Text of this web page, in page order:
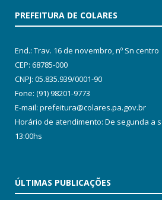
PREFEITURA DE COLARES
End.: Trav. 16 de novembro, nº Sn centro
CEP: 68785-000
CNPJ: 05.835.939/0001-90
Fone: (91) 98201-9773
E-mail: prefeitura@colares.pa.gov.br
Horário de atendimento: De segunda a
13:00hs
ÚLTIMAS PUBLICAÇÕES